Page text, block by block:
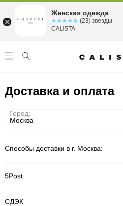
Доставка и оплата
Город:
Способы доставки в г. Москва:
5Post
СДЭК
Женская одежда
☆☆☆☆☆
★★★★★ (23) звезды
CALISTA